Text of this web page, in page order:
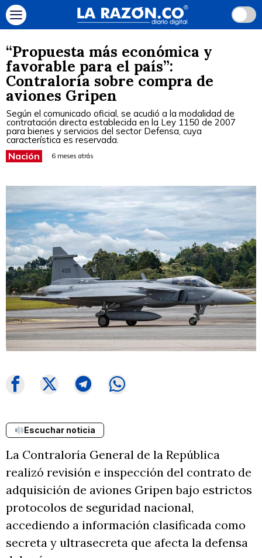
“Propuesta más económica y
favorable para el país”:
Contraloría sobre compra de
aviones Gripen
Según el comunicado oficial, se acudió a la modalidad de
contratación directa establecida en la Ley 1150 de 2007
para bienes y servicios del sector Defensa, cuya
característica es reservada.
Nación 6 meses atrás
Escuchar noticia
La Contraloría General de la República
realizó revisión e inspección del contrato de
adquisición de aviones Gripen bajo estrictos
protocolos de seguridad nacional,
accediendo a información clasificada como
secreta y ultrasecreta que afecta la defensa